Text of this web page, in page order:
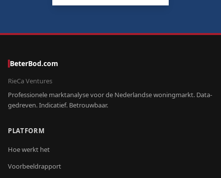
BeterBod.com
RieCa Ventures
Professionele marktanalyse voor de Nederlandse woningmarkt. Data-
gedreven. Indicatief. Betrouwbaar.
PLATFORM
Hoe werkt het
Voorbeeldrapport